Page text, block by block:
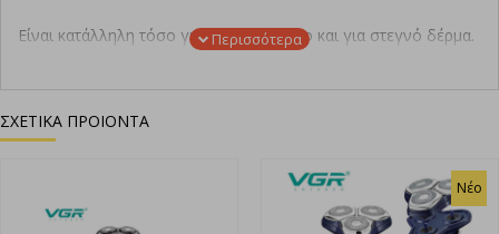
Είναι κατάλληλη τόσο για βρεγμένο όσο και για στεγνό δέρμα.
Λειτουργεί με επαναφορτιζόμενη μπαταρία και μπορεί να
Περιοχή Χρήσης: Προσώπου, Σώματος
Πλενόμενη
ΣΧΕΤΙΚΑ ΠΡΟΙΟΝΤΑ
Νέο